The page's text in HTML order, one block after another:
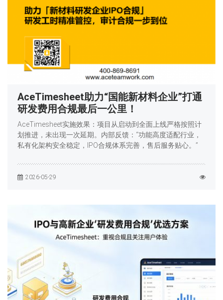
AceTimesheet助力“国能新材料企业”打通
研发费用合规最后一公里！
AceTimesheet实施效果：项目从启动到全面上线严格按照计
划推进，未出现一次延期。内部反馈：“功能高度适配行业，
私有化架构安全稳定，IPO合规体系完善，售后服务贴心。”
2026-05-29